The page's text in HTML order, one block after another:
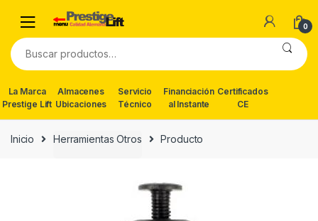
navigation
content
0
Buscar
por:
La Marca
Prestige Lift
Almacenes
Ubicaciones
Servicio
Técnico
Financiación
al Instante
Certificados
CE
Inicio Herramientas Otros Producto